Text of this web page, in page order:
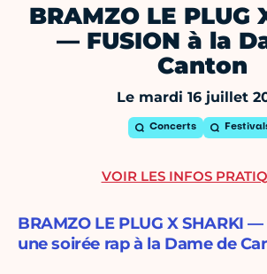
BRAMZO LE PLUG
— FUSION à la
Canton
Le mardi 16 juillet
Concerts
BRAMZO LE PLUG X SHARKI
une soirée rap à la Dame de
VOIR LES INFOS